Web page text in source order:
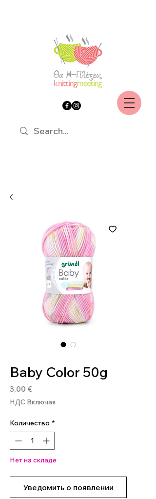
Baby Color 50g
3,00 €
НДС Включая
Количество *
Нет на складе
Уведомить о появлении